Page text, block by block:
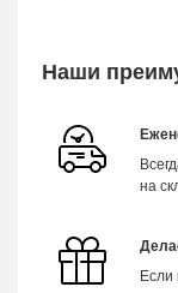
Наши
на
Если